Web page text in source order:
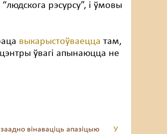
рэсурсу”, і ўмовы
выкарыстоўваеццатам,
ўвагі апынаюцца не
вінаваціць апазіцыю
У